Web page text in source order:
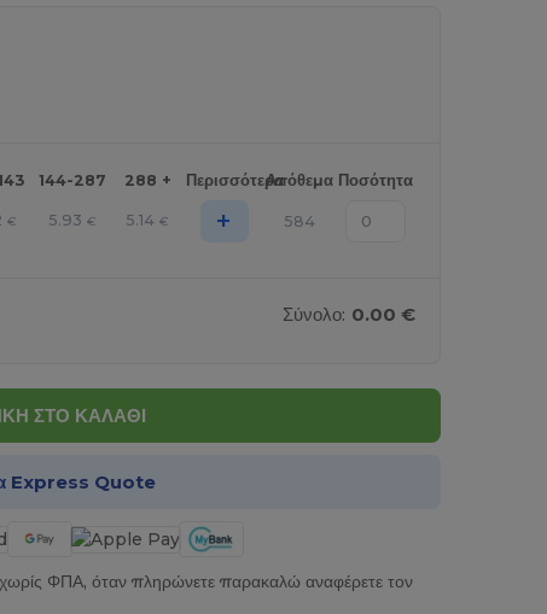
144-287 288 + ΠερισσότεραΑπόθεμα Ποσότητα
€ 5.93 € 5.14 € + 584
Σύνολο: 0.00 €
ΣΤΟ ΚΑΛΑΘΙ
Express Quote
χωρίς ΦΠΑ, όταν πληρώνετε παρακαλώ αναφέρετε τον